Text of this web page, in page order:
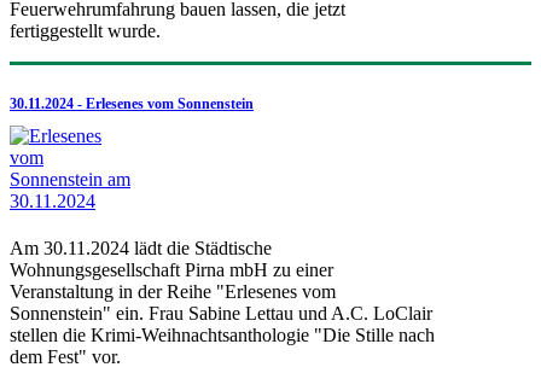
Feuerwehrumfahrung bauen lassen, die jetzt
fertiggestellt wurde.
30.11.2024 - Erlesenes vom Sonnenstein
Am 30.11.2024 lädt die Städtische
Wohnungsgesellschaft Pirna mbH zu einer
Veranstaltung in der Reihe "Erlesenes vom
Sonnenstein" ein. Frau Sabine Lettau und A.C. LoClair
stellen die Krimi-Weihnachtsanthologie "Die Stille nach
dem Fest" vor.